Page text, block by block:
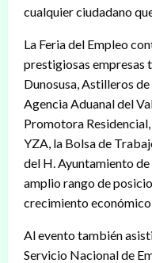
cualquier ciudadano
La Feria del Empleo
prestigiosas empresas
Dunosusa, Astilleros
Agencia Aduanal del
Promotora
YZA, la Bolsa de
del H. Ayuntamiento
amplio rango de
crecimiento
Al evento también
Servicio Nacional de